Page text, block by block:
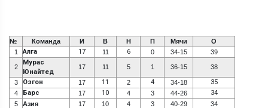
№ Команда И В Н П Мячи
О
1
Алга 17 11 6 0 34-15 39
2
Мурас
Юнайтед
17 11 5 1 36-15 38
3 Озгон 17 11 2 4 34-18 35
4 Барс 17 10 4 3 44-26 34
5 Азия 17 10 4 3 40-29
34